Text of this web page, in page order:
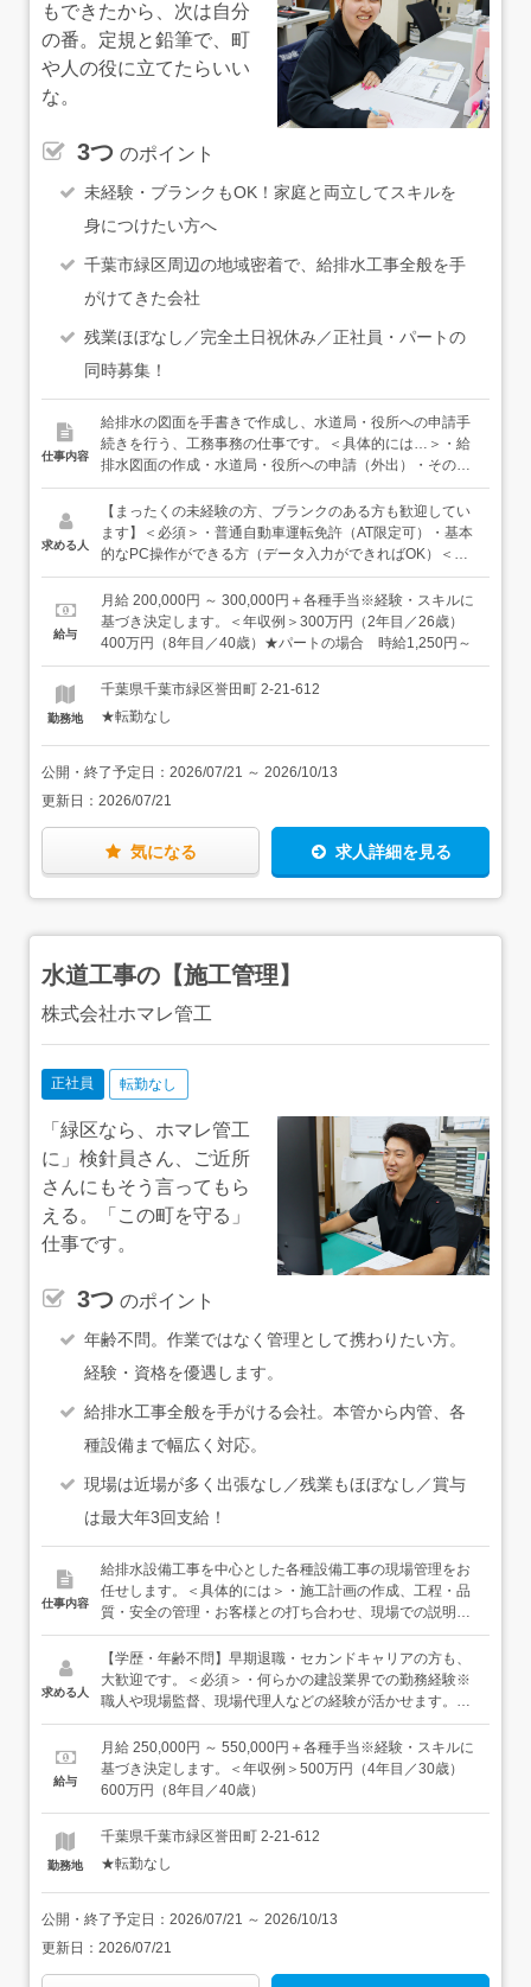
もできたから、次は自分
の番。定規と鉛筆で、町
や人の役に立てたらいい
な。
3つ のポイント
未経験・ブランクもOK！家庭と両立してスキルを
身につけたい方へ
千葉市緑区周辺の地域密着で、給排水工事全般を手
がけてきた会社
残業ほぼなし／完全土日祝休み／正社員・パートの
同時募集！
仕事内容
給排水の図面を手書きで作成し、水道局・役所への申請手
続きを行う、工務事務の仕事です。＜具体的には…＞・給
排水図面の作成・水道局・役所への申請（外出）・その他
一般事務（書類整理・データ入力・電話対応など）★一見
難しそうに見える仕事ですが、一緒に働くスタッフは全員
が未経験スタートです。一から設計するのではなく、建築
図面をもとに配管図面に起こしていく仕事で、未経験の方
実際の図面を見ながら書き写す練習からスタート。いきな
り本番ではなく、少しずつ実務へ移っていきます。建築図
面をもとに、配管ルートを図面に起こします。水道局ごと
す。＜慣れてきたら…＞積算業務（見積もり）も少しずつ
お任せしていきます。配管の長さを測り、単価を計算して
見積もりを作成します。先輩スタッフがその都度サポート
するので、安心してくださいね。＜ゆくゆくは…＞資格取
得支援制度を活用し、国家資格である給水装置工事主任技
て月々の給与にプラスされる資格手当があります。★申請
は、車で20～30分程度の水道局や役所に行っていただきま
す。
求める人
【まったくの未経験の方、ブランクのある方も歓迎してい
ます】＜必須＞・普通自動車運転免許（AT限定可）・基本
的なPC操作ができる方（データ入力ができればOK）＜こ
んな方に向いています＞・図面作成に興味がある方（イラ
ストを描くのが好きな方もきっとハマりますよ！）・黙々
と手を動かす作業が好きな方・せっかく仕事をするなら、
スキルを身につけたい方★建設業界や設備工事の事務経験
給与
月給 200,000円 ～ 300,000円＋各種手当※経験・スキルに
基づき決定します。＜年収例＞300万円（2年目／26歳）
400万円（8年目／40歳）★パートの場合 時給1,250円～
勤務地
千葉県千葉市緑区誉田町 2-21-612
★転勤なし
公開・終了予定日： 2026/07/21 ～ 2026/10/13
更新日： 2026/07/21
気になる 求人詳細を見る
水道工事の【施工管理】
株式会社ホマレ管工
正社員 転勤なし
「緑区なら、ホマレ管工
に」検針員さん、ご近所
さんにもそう言ってもら
える。「この町を守る」
仕事です。
3つ のポイント
年齢不問。作業ではなく管理として携わりたい方。
経験・資格を優遇します。
給排水工事全般を手がける会社。本管から内管、各
種設備まで幅広く対応。
現場は近場が多く出張なし／残業もほぼなし／賞与
は最大年3回支給！
仕事内容
給排水設備工事を中心とした各種設備工事の現場管理をお
任せします。＜具体的には＞・施工計画の作成、工程・品
質・安全の管理・お客様との打ち合わせ、現場での説明対
応・施工スタッフや協力会社との調整・申請などにかかわ
る書類作成など★図面作成、申請書類作成は、内勤のスタ
ッフが多くを担っており、現場管理に重きをおきながら、
効率的に仕事を進められます。＜手がける現場は…＞道路
応。給排水設備工事は、基本的に自社施工。そのほか、浄
化槽工事、さく井（井戸掘削）工事、空調設備工事などの
受注・管理も対応しており、協力会社とも連携しながらさ
先輩社員がしっかりとサポートします。★現場は緑区を中
心に千葉市内がほとんど。移動にそれほど時間がかからな
いため、残業は少なめです。★資格取得支援制度があり、
関連資格取得の際は費用面など会社がサポートします。
求める人
【学歴・年齢不問】早期退職・セカンドキャリアの方も、
大歓迎です。＜必須＞・何らかの建設業界での勤務経験※
職人や現場監督、現場代理人などの経験が活かせます。・
普通自動車運転免許（AT限定可）＜優遇＞・関連資格をお
持ちの方（1級もしくは2級管工事施工管理技士、給水装置
工事主任技術者、排水設備工事責任技術者など）＜こんな
方、大歓迎です＞・今までの経験を活かせる職場を探して
地域に根ざして働きたい方
給与
月給 250,000円 ～ 550,000円＋各種手当※経験・スキルに
基づき決定します。＜年収例＞500万円（4年目／30歳）
600万円（8年目／40歳）
勤務地
千葉県千葉市緑区誉田町 2-21-612
★転勤なし
公開・終了予定日： 2026/07/21 ～ 2026/10/13
更新日： 2026/07/21